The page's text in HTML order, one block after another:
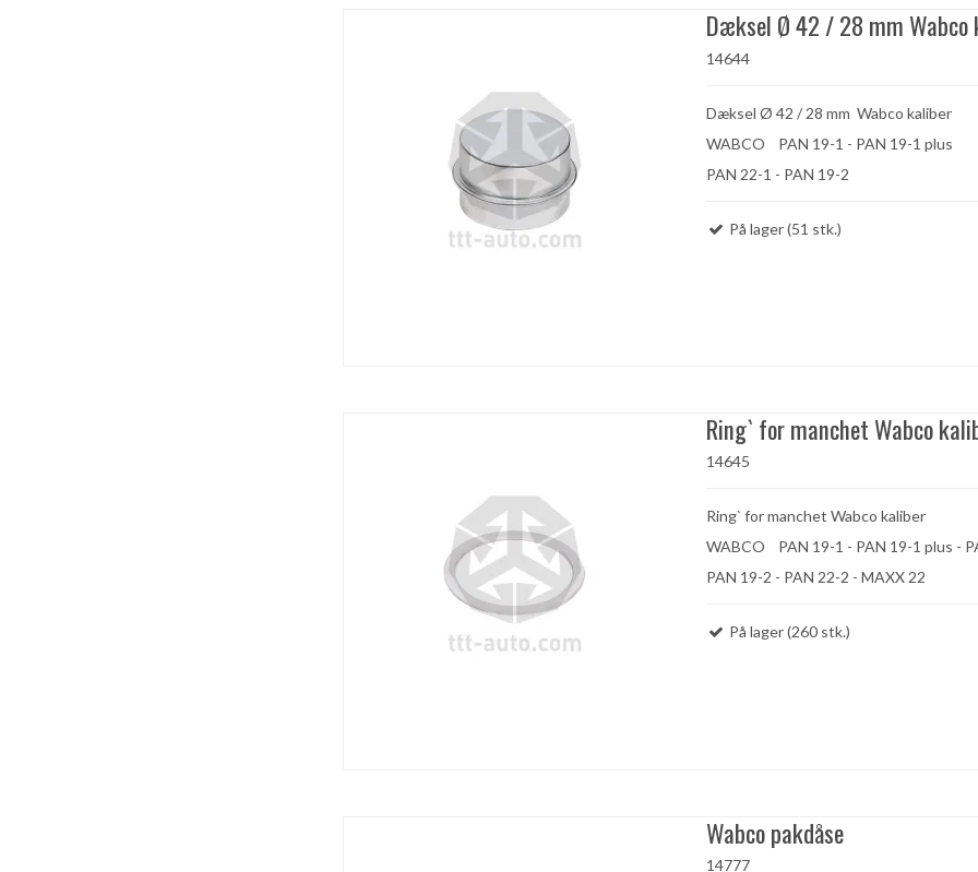
Dæksel Ø 42 / 28 mm Wabco
14644
Dæksel Ø 42 / 28 mm Wabco kaliber
WABCO PAN 19-1 - PAN 19-1 plus
PAN 22-1 - PAN 19-2
På lager (51 stk.)
Ring` for manchet Wabco
14645
Ring` for manchet Wabco kaliber
WABCO PAN 19-1 - PAN 19-1 plus -
PAN 19-2 - PAN 22-2 - MAXX 22
På lager (260 stk.)
Wabco pakdåse
14777